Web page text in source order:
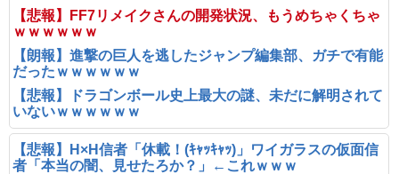
【悲報】FF7リメイクさんの開発状況、もうめちゃくちゃ
ｗｗｗｗｗｗ
【朗報】進撃の巨人を逃したジャンプ編集部、ガチで有能
だったｗｗｗｗｗｗ
【悲報】ドラゴンボール史上最大の謎、未だに解明されて
いないｗｗｗｗｗｗ
【悲報】H×H信者「休載！(ｷｬｯｷｬｯ)」ワイガラスの仮面信
者「本当の闇、見せたろか？」←これｗｗｗ